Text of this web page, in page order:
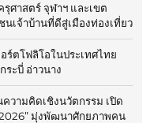
ศาสตร์ จุฬาฯ และเขต
เจ้าบ้านที่ดีสู่เมืองท่องเที่ยว
ร์ตโฟลิโอในประเทศไทย
ระบี่ อ่าวนาง
วามคิดเชิงนวัตกรรม เปิด
มุ่งพัฒนาศักยภาพคน